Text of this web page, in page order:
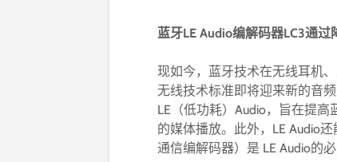
蓝牙LE Audio编解码器LC3通
现如今，蓝牙技术在无线耳机
无线技术标准即将迎来新的音
LE（低功耗）Audio，旨在提
的媒体播放。此外，LE Audio
通信编解码器）是 LE Audio的